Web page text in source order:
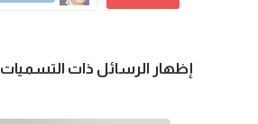
‏إظهار الرسائل ذات التسميات